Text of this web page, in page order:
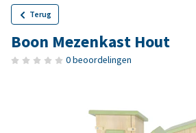
Terug
Boon Mezenkast Hout
0 beoordelingen